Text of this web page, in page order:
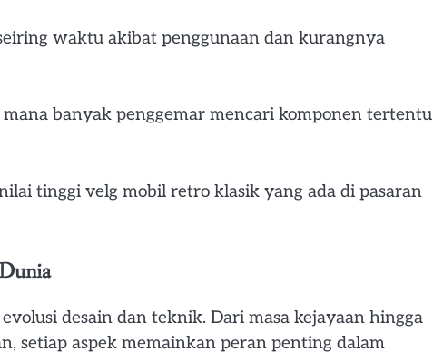
waktu akibat penggunaan dan kurangnya
banyak penggemar mencari komponen tertentu
tinggi velg mobil retro klasik yang ada di pasaran
desain dan teknik. Dari masa kejayaan hingga
setiap aspek memainkan peran penting dalam